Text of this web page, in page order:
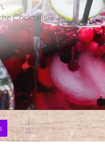
Cocktails